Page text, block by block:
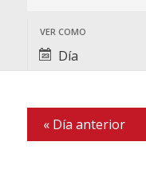
navegació
de
de
Eventos
Navegación
de
vistas
de
VER COMO
Día
«Día anterior